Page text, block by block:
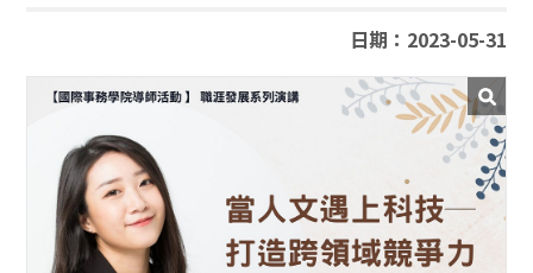
日期：2023-05-31